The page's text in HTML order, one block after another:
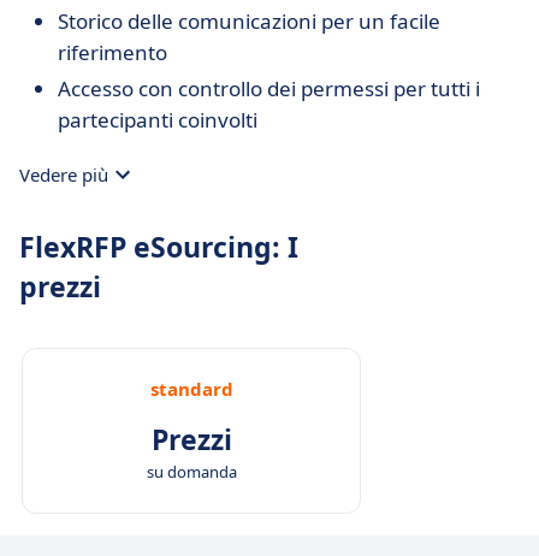
Storico delle comunicazioni per un facile
riferimento
Accesso con controllo dei permessi per tutti i
partecipanti coinvolti
Vedere più
FlexRFP eSourcing: I
prezzi
standard
Prezzi
su domanda